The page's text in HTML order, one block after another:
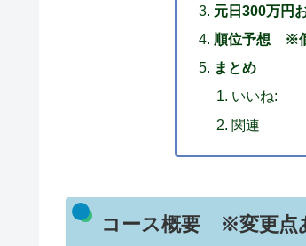
元日300万円
順位予想 ※
まとめ
いいね:
関連
コース概要 ※変更点